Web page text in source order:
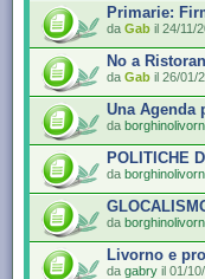
Primarie:
da Gab il 24/11/
No a
da Gab il 26/01/
Una Agenda
da
POLITICHE
da
da
Livorno e
da gabry il 01/